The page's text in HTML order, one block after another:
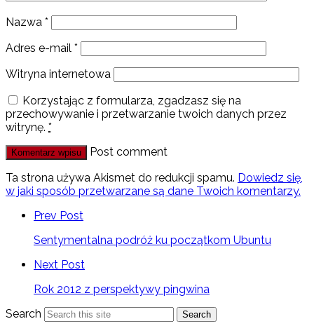
Nazwa *
Adres e-mail *
Witryna internetowa
Korzystając z formularza, zgadzasz się na
przechowywanie i przetwarzanie twoich danych przez
witrynę. *
Post comment
Ta strona używa Akismet do redukcji spamu. Dowiedz się,
w jaki sposób przetwarzane są dane Twoich komentarzy.
Prev Post
Sentymentalna podróż ku początkom Ubuntu
Next Post
Rok 2012 z perspektywy pingwina
Search
Search